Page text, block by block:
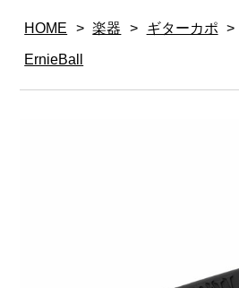
HOME > 楽器 > ギターカポ >
ErnieBall